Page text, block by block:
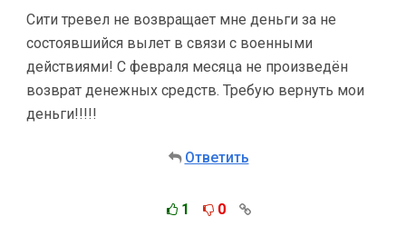
Сити тревел не возвращает мне деньги за не
состоявшийся вылет в связи с военными
действиями! С февраля месяца не произведён
возврат денежных средств. Требую вернуть мои
деньги!!!!!
Ответить
1 0